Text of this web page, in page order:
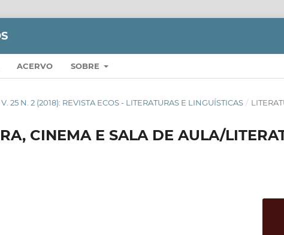
ACERVO SOBRE
V. 25 N. 2 (2018): REVISTA ECOS - LITERATURAS E LINGUÍSTICAS /
CINEMA E SALA DE AULA/